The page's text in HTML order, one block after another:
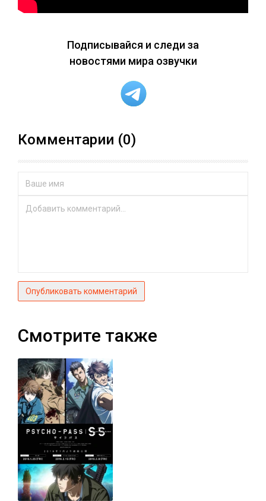
Подписывайся и следи за
новостями мира озвучки
Комментарии (0)
Опубликовать комментарий
Смотрите также